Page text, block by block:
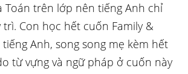
Toán trên lớp nên tiếng Anh chỉ
Con học hết cuốn Family &
Anh, song song mẹ kèm hết
từ vựng và ngữ pháp ở cuốn này